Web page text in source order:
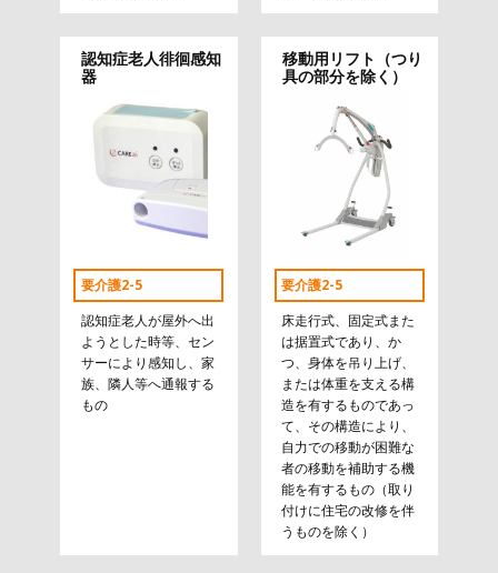
認知症老人徘徊感知
器
要介護2-5
認知症老人が屋外へ出
ようとした時等、セン
サーにより感知し、家
族、隣人等へ通報する
もの
移動用リフト（つり
具の部分を除く）
要介護2-5
床走行式、固定式また
は据置式であり、か
つ、身体を吊り上げ、
または体重を支える構
造を有するものであっ
て、その構造により、
自力での移動が困難な
者の移動を補助する機
能を有するもの（取り
付けに住宅の改修を伴
うものを除く）